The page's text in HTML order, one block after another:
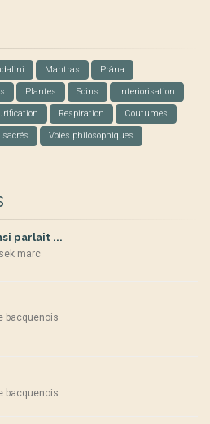
Mantras Prâna
Plantes Soins Interiorisation
Respiration Coutumes
sacrés Voies philosophiques
parlait ...
marc
bacquenois
bacquenois